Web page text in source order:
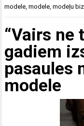
modele ,modele ,modeļu
“Vairs ne
gadiem
pasaules
modele